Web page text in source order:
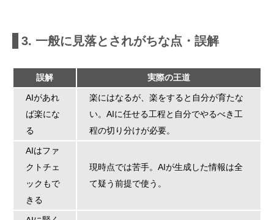
3. 一般に見落とされがちな点・誤解
誤解 実際の王道
AIがあれ
ば楽にな
る
楽にはなるが、楽をすると自分が育たな
い。AIに任せる工程と自分でやるべき工
程の切り分けが必要。
AIはファ
クトチェ
ックもで
きる
現時点では苦手。AIが生成した情報は全
て疑う前提で使う。